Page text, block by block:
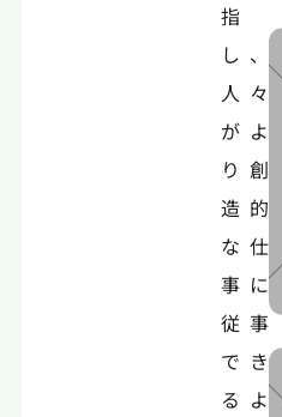
指
し、
人々
がよ
り創
造的
な仕
事に
従事
でき
るよ